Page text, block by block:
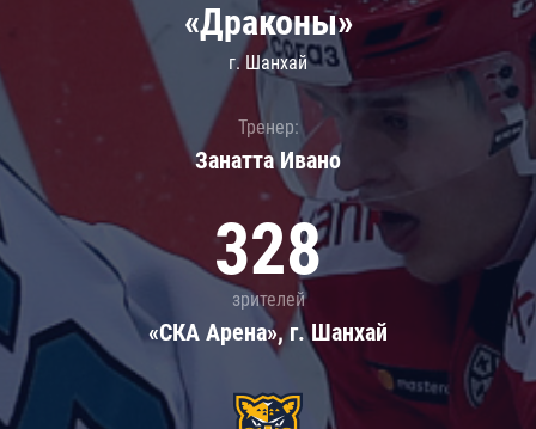
«Драконы»
г. Шанхай
Тренер:
Занатта Иванo
328
зрителей
«СКА Арена», г. Шанхай